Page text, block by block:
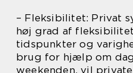
– Fleksibilitet: Privat
høj grad af
tidspunkter og
brug for hjælp om
weekenden, vil